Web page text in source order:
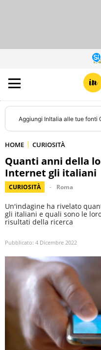
Aggiungi InItalia alle tue fonti
HOME CURIOSITÀ
Quanti anni della
Internet gli italiani
CURIOSITÀ Roma
Un'indagine ha rivelato
gli italiani e quali sono le
risultati della ricerca
Pubblicato: 4 Dicembre 2022